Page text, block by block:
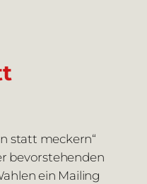
statt meckern“
bevorstehenden
ein Mailing